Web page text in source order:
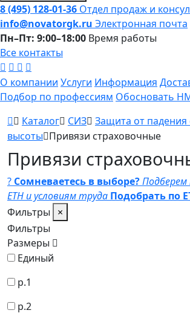
8 (495) 128-01-36 Отдел продаж и
info@novatorgk.ru Электронная почта
Пн–Пт: 9:00–18:00 Время работы
Все контакты
О компании Услуги Информация
Подбор по профессиям Обосновать
Каталог
СИЗ
Защита от падения
высоты Привязи страховочные
Привязи
? Сомневаетесь в выборе?
ЕТН и условиям труда Подобрать по
Фильтры
×
Фильтры
Размеры
Единый
р.1
р.2